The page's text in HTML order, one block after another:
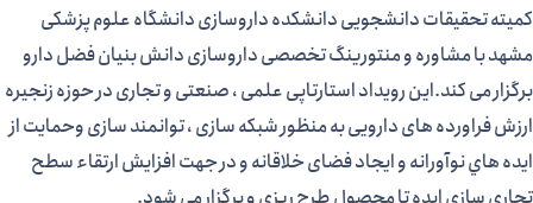
کمیته تحقیقات دانشجویی دانشکده داروسازی دانشگاه علوم پزشکی
مشهد با مشاوره و منتورینگ تخصصی داروسازی دانش بنیان فضل دارو
برگزار می کند.این رویداد استارتاپی علمی ، صنعتی و تجاری در حوزه زنجیره
ارزش فراورده های دارویی به منظور شبکه سازی ، توانمند سازی وحمایت از
ایده هاي نوآورانه و ایجاد فضای خلاقانه و در جهت افزایش ارتقاء سطح